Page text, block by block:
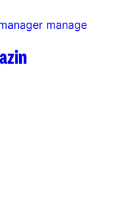
manage